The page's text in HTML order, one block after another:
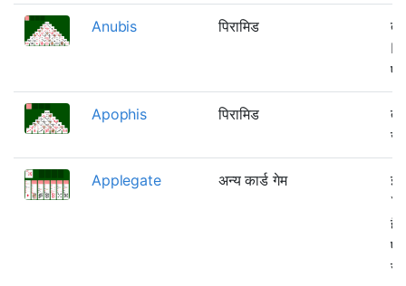
Anubis पिरामिड
Apophis पिरामिड
Applegate अन्य कार्ड गेम
हैं,